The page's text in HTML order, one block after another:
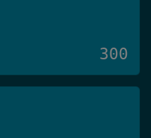
300